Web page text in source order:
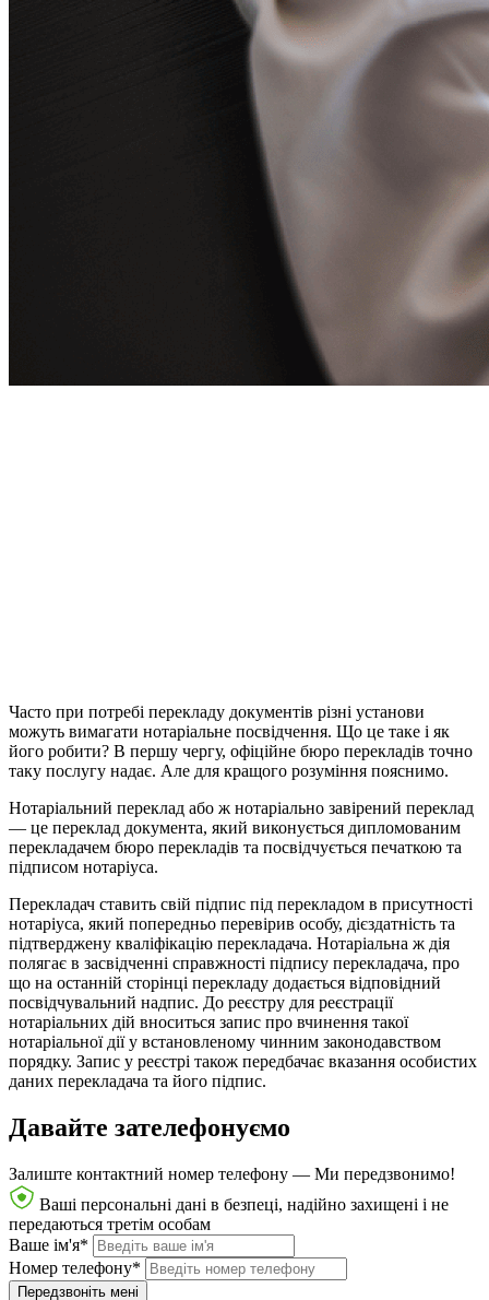
Часто при потребі перекладу документів різні установи
можуть вимагати нотаріальне посвідчення. Що це таке і як
його робити? В першу чергу, офіційне бюро перекладів точно
таку послугу надає. Але для кращого розуміння пояснимо.
Нотаріальний переклад або ж нотаріально завірений переклад
— це переклад документа, який виконується дипломованим
перекладачем бюро перекладів та посвідчується печаткою та
підписом нотаріуса.
Перекладач ставить свій підпис під перекладом в присутності
нотаріуса, який попередньо перевірив особу, дієздатність та
підтверджену кваліфікацію перекладача. Нотаріальна ж дія
полягає в засвідченні справжності підпису перекладача, про
що на останній сторінці перекладу додається відповідний
посвідчувальний надпис. До реєстру для реєстрації
нотаріальних дій вноситься запис про вчинення такої
нотаріальної дії у встановленому чинним законодавством
порядку. Запис у реєстрі також передбачає вказання особистих
даних перекладача та його підпис.
Давайте зателефонуємо
Залиште контактний номер телефону — Ми передзвонимо!
Ваші персональні дані в безпеці, надійно захищені і не
передаються третім особам
Ваше ім'я*
Номер телефону*